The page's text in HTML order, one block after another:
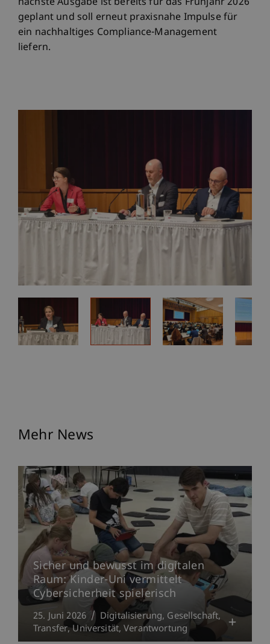
nächste Ausgabe ist bereits für das Frühjahr 2026
geplant und soll erneut praxisnahe Impulse für
ein nachhaltiges Compliance-Management
liefern.
Mehr News
Sicher und bewusst im digitalen
Raum: Kinder-Uni vermittelt
Cybersicherheit spielerisch
25. Juni 2026 Digitalisierung Gesellschaft
Transfer Universität Verantwortung